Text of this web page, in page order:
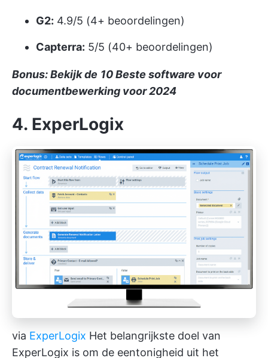
G2: 4.9/5 (4+ beoordelingen)
Capterra: 5/5 (40+ beoordelingen)
Bonus: Bekijk de 10 Beste software voor
documentbewerking voor 2024
4. ExperLogix
via ExperLogix Het belangrijkste doel van
ExperLogix is om de eentonigheid uit het